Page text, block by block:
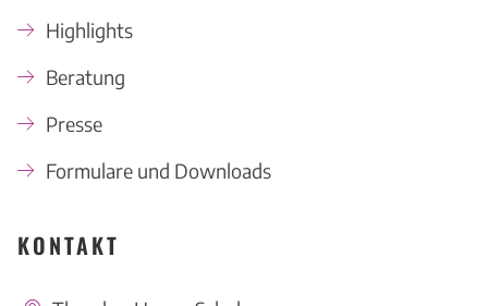
Highlights
Beratung
Presse
Formulare und Downloads
KONTAKT